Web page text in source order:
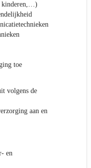
kinderen,…)
toe
volgens de
aan en
en